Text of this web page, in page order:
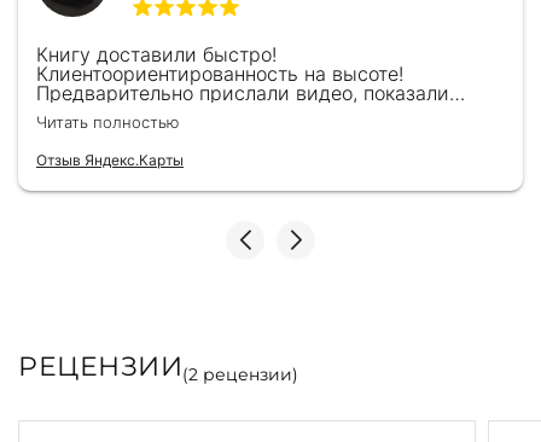
Книгу доставили быстро!
Клиентоориентированность на высоте!
Предварительно прислали видео, показали
книжку, быстро отправили и положили
подарочек) Спасибо!!!
Читать полностью
Отзыв Яндекс.Карты
РЕЦЕНЗИИ(2 рецензии)